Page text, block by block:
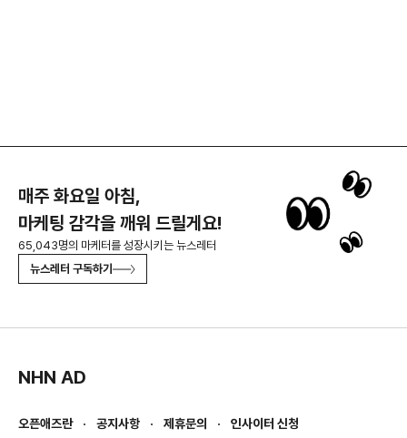
매주 화요일 아침,
마케팅 감각을 깨워 드릴게요!
65,043명의 마케터를 성장시키는 뉴스레터
뉴스레터 구독하기
NHN AD
오픈애즈란 공지사항 제휴문의
인사이터 신청